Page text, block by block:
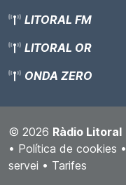
LITORAL FM
LITORAL OR
ONDA ZERO
© 2026 Ràdio Litoral
• Política de cookies •
servei • Tarifes